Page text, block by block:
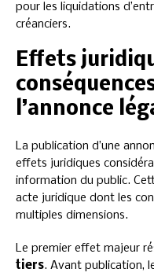
pour les liquidations
créanciers.
Effets
l’annonce
La publication d’une
effets juridiques
information du public.
acte juridique dont les
multiples dimensions.
Le premier effet majeur
tiers. Avant publication,